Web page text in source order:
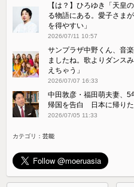
【は？】ひろゆき「天皇
る物語にある。愛子さま
を得やすい」
2026/07/11 10:57
サンプラザ中野くん、音
ましたね。歌よりダンス
えちゃう」
2026/07/07 16:33
中田敦彦・福田萌夫妻、
帰国を告白 日本に帰り
2026/07/05 11:33
カテゴリ：芸能